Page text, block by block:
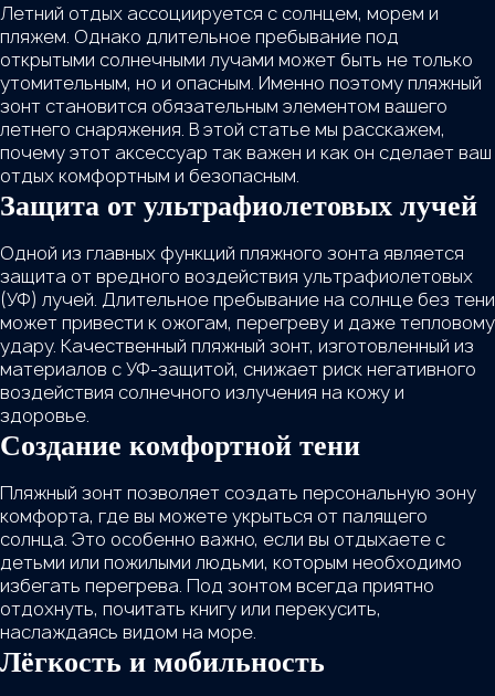
Летний отдых ассоциируется с солнцем, морем и
пляжем. Однако длительное пребывание под
открытыми солнечными лучами может быть не только
утомительным, но и опасным. Именно поэтомупляжный
зонт становится обязательным элементом вашего
летнего снаряжения. В этой статье мы расскажем,
почему этот аксессуар так важен и как он сделает ваш
отдых комфортным и безопасным.
Защита от ультрафиолетовых лучей
Одной из главных функций пляжного зонта является
защита от вредного воздействия ультрафиолетовых
(УФ) лучей. Длительное пребывание на солнце без тени
может привести к ожогам, перегреву и даже тепловому
удару. Качественный пляжный зонт, изготовленный из
материалов с УФ-защитой, снижает риск негативного
воздействия солнечного излучения на кожу и
здоровье.
Создание комфортной тени
Пляжный зонт позволяет создать персональную зону
комфорта, где вы можете укрыться от палящего
солнца. Это особенно важно, если вы отдыхаете с
детьми или пожилыми людьми, которым необходимо
избегать перегрева. Под зонтом всегда приятно
отдохнуть, почитать книгу или перекусить,
наслаждаясь видом на море.
Лёгкость и мобильность